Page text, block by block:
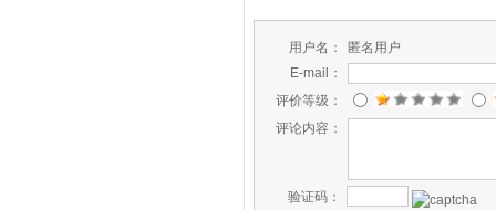
用户名：
匿名用户
E-mail：
评价等级：
评论内容：
验证码：